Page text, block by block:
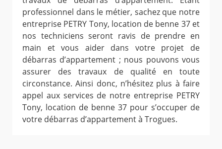
professionnel dans le métier, sachez que notre
entreprise PETRY Tony, location de benne 37 et
nos techniciens seront ravis de prendre en
main et vous aider dans votre projet de
débarras d’appartement ; nous pouvons vous
assurer des travaux de qualité en toute
circonstance. Ainsi donc, n’hésitez plus à faire
appel aux services de notre entreprise PETRY
Tony, location de benne 37 pour s’occuper de
votre débarras d’appartement à Trogues.